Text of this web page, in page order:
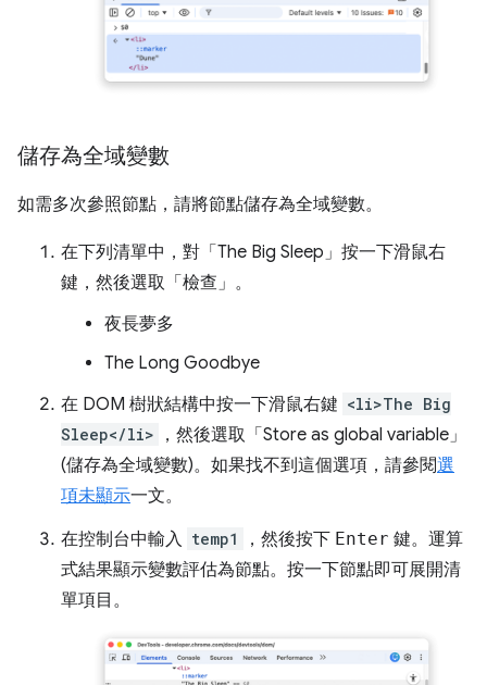
儲存為全域變數
如需多次參照節點，請將節點儲存為全域變數。
在下列清單中，對「The Big Sleep」 按一下滑鼠右
鍵，然後選取「檢查」 。
夜長夢多
The Long Goodbye
在 DOM 樹狀結構中按一下滑鼠右鍵 <li>The Big
Sleep</li>
，然後選取「Store as global variable」
(儲存為全域變數)。如果找不到這個選項，請參閱選
項未顯示一文。
在控制台中輸入 temp1 ，然後按下 Enter 鍵。運算
式結果顯示變數評估為節點。按一下節點即可展開清
單項目。